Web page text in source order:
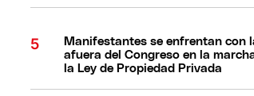
Manifestantes se enfrentan con
afuera del Congreso en la
la Ley de Propiedad Privada